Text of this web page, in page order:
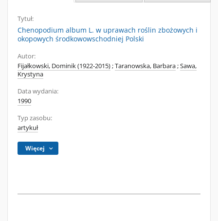
Tytuł:
Chenopodium album L. w uprawach roślin zbożowych i
okopowych środkowowschodniej Polski
Autor:
Fijałkowski, Dominik (1922-2015);Taranowska, Barbara;Sawa,
Krystyna
Data wydania:
1990
Typ zasobu:
artykuł
Więcej